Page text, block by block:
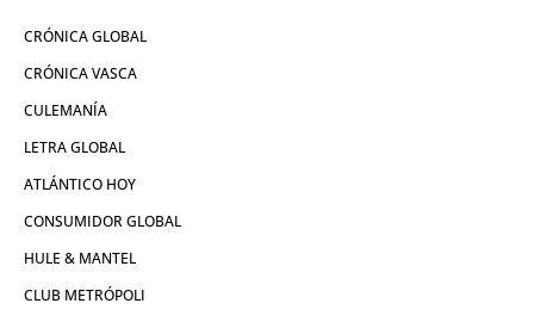
CRÓNICA GLOBAL
CRÓNICA VASCA
CULEMANÍA
LETRA GLOBAL
ATLÁNTICO HOY
CONSUMIDOR GLOBAL
HULE & MANTEL
CLUB METRÓPOLI